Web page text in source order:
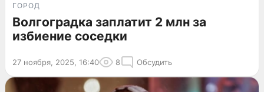
ГОРОД
Волгоградка заплатит 2 млн за
избиение соседки
27 ноября, 2025, 16:40 8 Обсудить